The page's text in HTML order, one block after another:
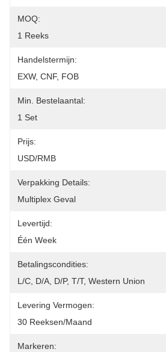
MOQ:
1 Reeks
Handelstermijn:
EXW, CNF, FOB
Min. Bestelaantal:
1 Set
Prijs:
USD/RMB
Verpakking Details:
Multiplex Geval
Levertijd:
Één Week
Betalingscondities:
L/C, D/A, D/P, T/T, Western Union
Levering Vermogen:
30 Reeksen/maand
Markeren: